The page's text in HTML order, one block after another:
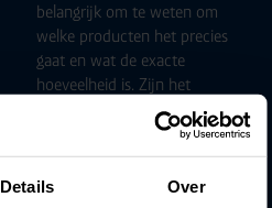
Details Over
belangrijk om te weten om
welke producten het precies
gaat en wat de exacte
hoeveelheid is. Zijn het
allemaal dezelfde producten,
of komen er verschillende
producten in één
verpakking? In het laatste